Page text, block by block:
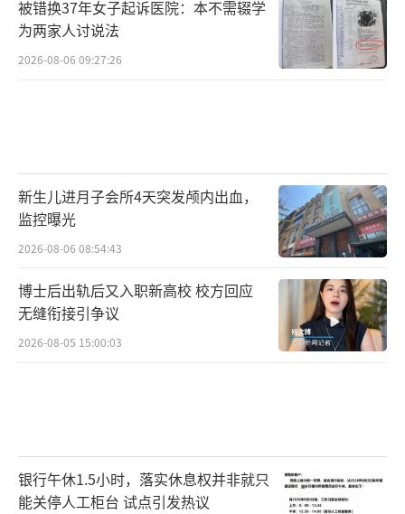
被错换37年女子起诉医院：本不需辍学
为两家人讨说法
2026-08-06 09:27:26
新生儿进月子会所4天突发颅内出血，
监控曝光
2026-08-06 08:54:43
博士后出轨后又入职新高校 校方回应
无缝衔接引争议
2026-08-05 15:00:03
银行午休1.5小时，落实休息权并非就只
能关停人工柜台 试点引发热议